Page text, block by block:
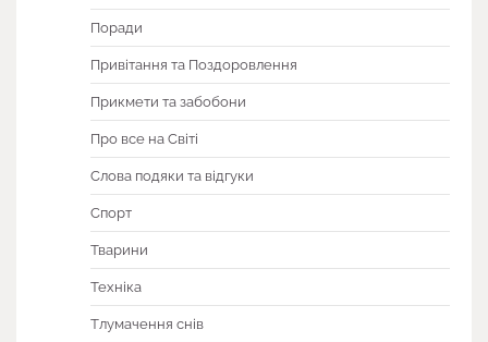
Поради
Привітання та Поздоровлення
Прикмети та забобони
Про все на Світі
Слова подяки та відгуки
Спорт
Тварини
Техніка
Тлумачення снів